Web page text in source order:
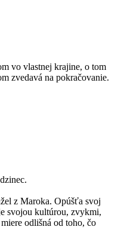
vo vlastnej krajine, o tom
zvedavá na pokračovanie.
z Maroka. Opúšťa svoj
svojou kultúrou, zvykmi,
odlišná od toho, čo